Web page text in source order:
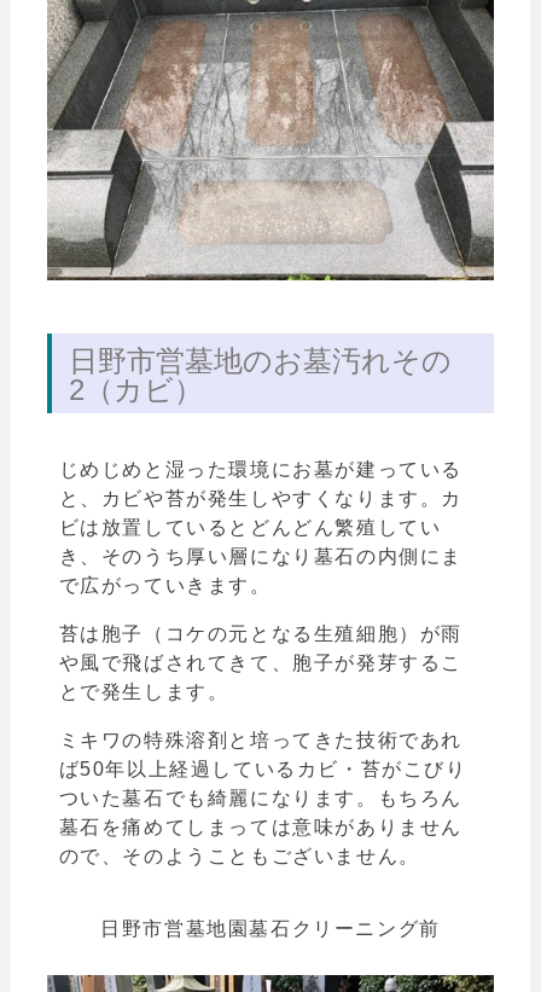
日野市営墓地のお墓汚れその
2（カビ）
じめじめと湿った環境にお墓が建っている
と、カビや苔が発生しやすくなります。カ
ビは放置しているとどんどん繁殖してい
き、そのうち厚い層になり墓石の内側にま
で広がっていきます。
苔は胞子（コケの元となる生殖細胞）が雨
や風で飛ばされてきて、胞子が発芽するこ
とで発生します。
ミキワの特殊溶剤と培ってきた技術であれ
ば50年以上経過しているカビ・苔がこびり
ついた墓石でも綺麗になります。もちろん
墓石を痛めてしまっては意味がありません
ので、そのようこともございません。
日野市営墓地園墓石クリーニング前